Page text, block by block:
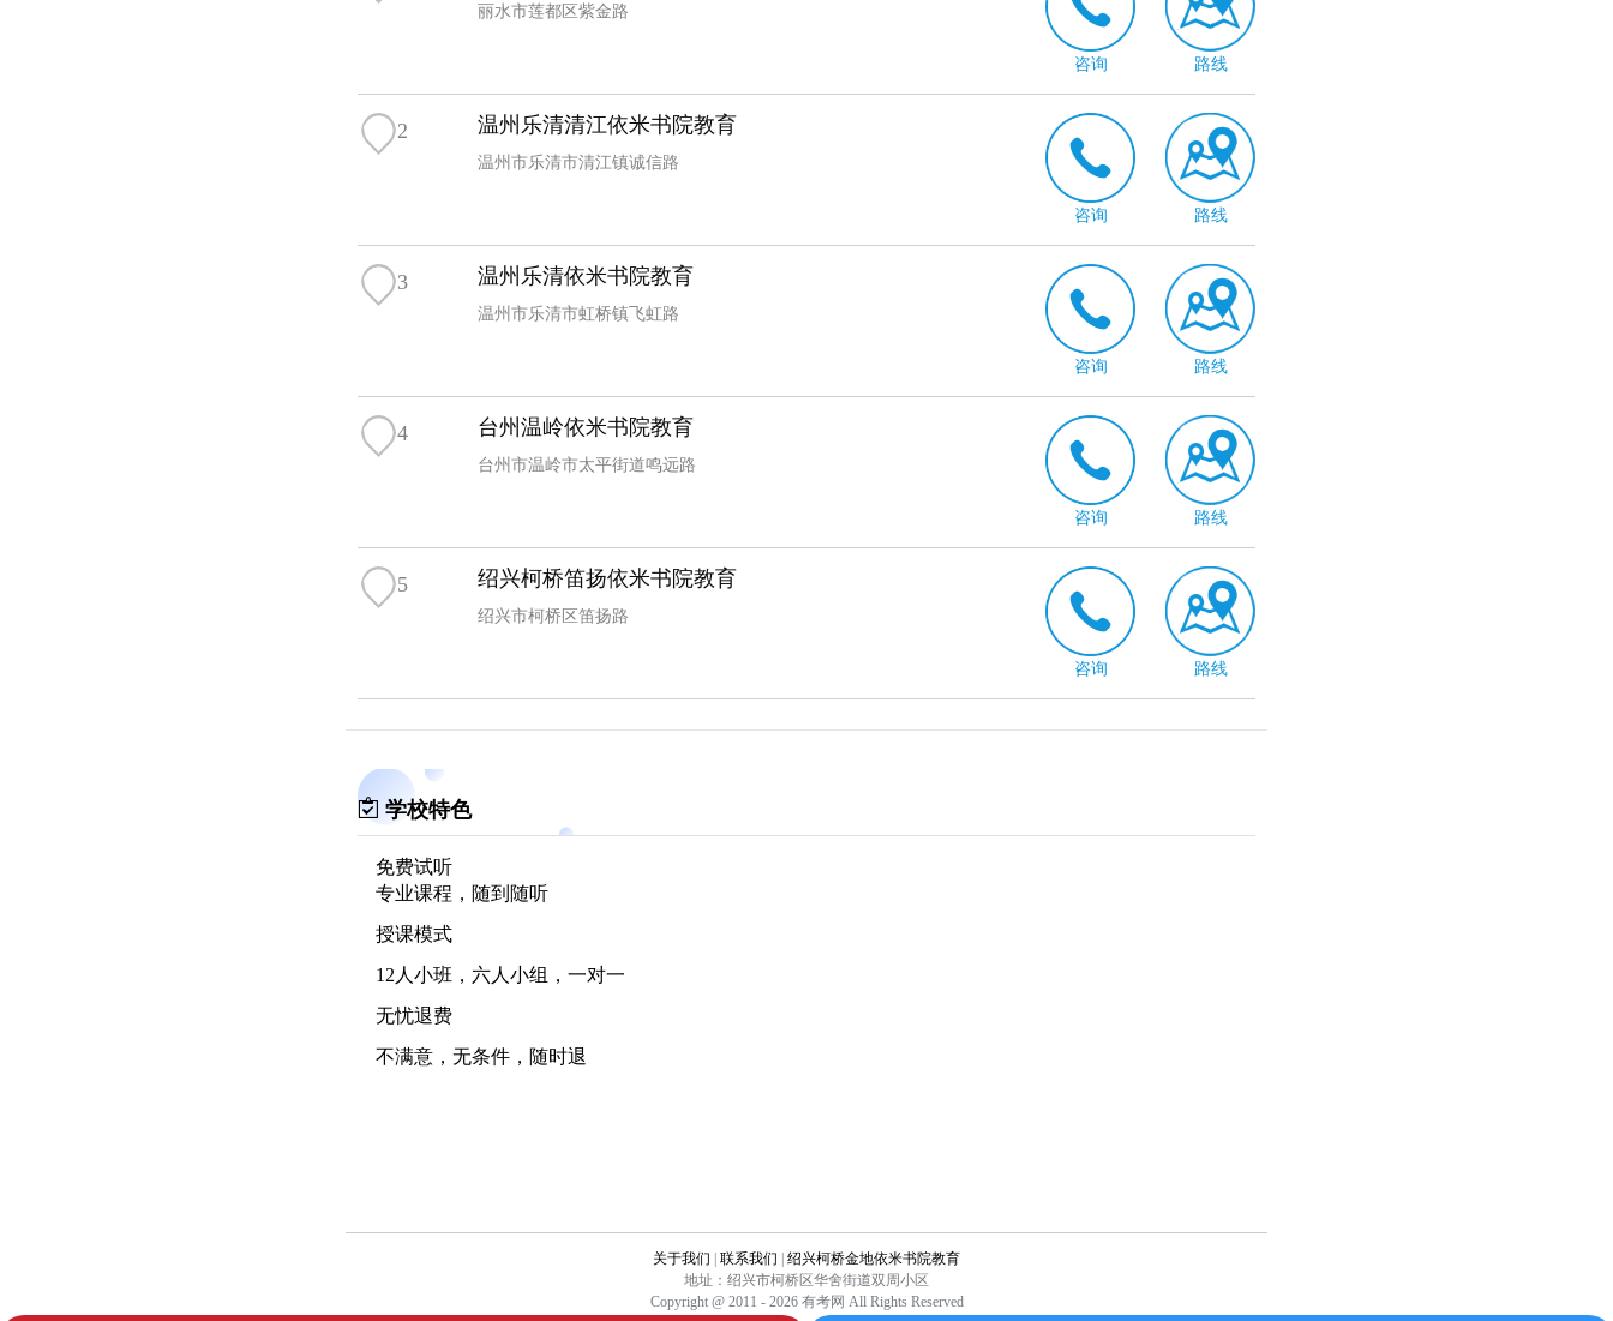
丽水市莲都区紫金路
咨询 路线
2 温州乐清清江依米书院教育
温州市乐清市清江镇诚信路
咨询 路线
3 温州乐清依米书院教育
温州市乐清市虹桥镇飞虹路
咨询 路线
4 台州温岭依米书院教育
台州市温岭市太平街道鸣远路
咨询 路线
5 绍兴柯桥笛扬依米书院教育
绍兴市柯桥区笛扬路
咨询 路线
学校特色
免费试听
专业课程，随到随听
授课模式
12人小班，六人小组，一对一
无忧退费
不满意，无条件，随时退
关于我们 | 联系我们 | 绍兴柯桥金地依米书院教育
地址：绍兴市柯桥区华舍街道双周小区
Copyright @ 2011 - 2026 有考网 All Rights Reserved